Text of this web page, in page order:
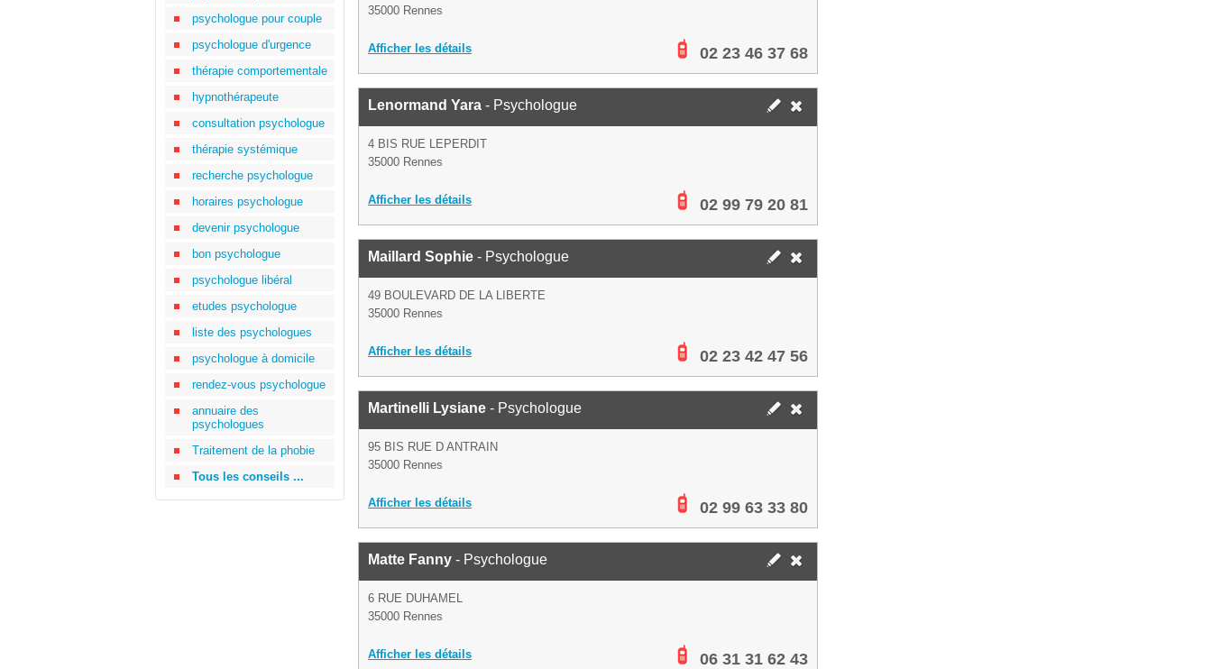
psychologue pour couple
psychologue d'urgence
thérapie comportementale
hypnothérapeute
consultation psychologue
thérapie systémique
recherche psychologue
horaires psychologue
devenir psychologue
bon psychologue
psychologue libéral
etudes psychologue
liste des psychologues
psychologue à domicile
rendez-vous psychologue
annuaire des
psychologues
Traitement de la phobie
Tous les conseils ...
35000 Rennes
Afficher les détails 02 23 46 37 68
Lenormand Yara - Psychologue
4 BIS RUE LEPERDIT
35000 Rennes
Afficher les détails 02 99 79 20 81
Maillard Sophie - Psychologue
49 BOULEVARD DE LA LIBERTE
35000 Rennes
Afficher les détails 02 23 42 47 56
Martinelli Lysiane - Psychologue
95 BIS RUE D ANTRAIN
35000 Rennes
Afficher les détails 02 99 63 33 80
Matte Fanny - Psychologue
6 RUE DUHAMEL
35000 Rennes
Afficher les détails 06 31 31 62 43